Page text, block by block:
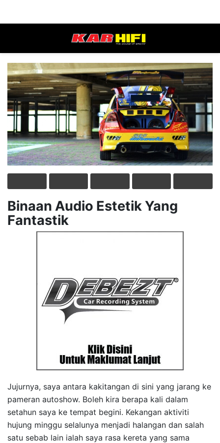
Binaan Audio Estetik Yang
Fantastik
Jujurnya, saya antara kakitangan di sini yang jarang ke
pameran autoshow. Boleh kira berapa kali dalam
setahun saya ke tempat begini. Kekangan aktiviti
hujung minggu selalunya menjadi halangan dan salah
satu sebab lain ialah saya rasa kereta yang sama